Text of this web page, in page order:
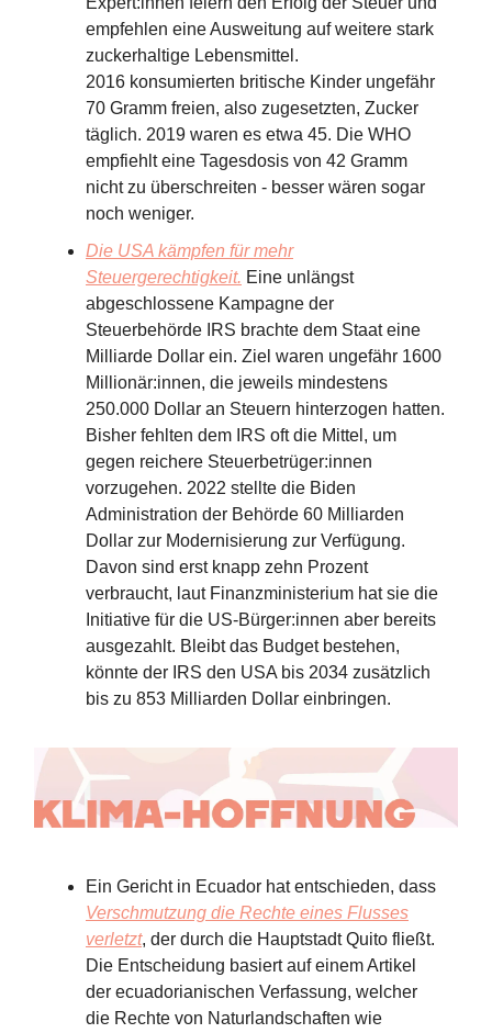
empfehlen eine Ausweitung auf weitere stark
zuckerhaltige Lebensmittel.
2016 konsumierten britische Kinder ungefähr
70 Gramm freien, also zugesetzten, Zucker
täglich. 2019 waren es etwa 45. Die WHO
empfiehlt eine Tagesdosis von 42 Gramm
nicht zu überschreiten - besser wären sogar
noch weniger.
Die USA kämpfen für mehr
Steuergerechtigkeit. Eine unlängst
abgeschlossene Kampagne der
Steuerbehörde IRS brachte dem Staat eine
Milliarde Dollar ein. Ziel waren ungefähr 1600
Millionär:innen, die jeweils mindestens
250.000 Dollar an Steuern hinterzogen hatten.
Bisher fehlten dem IRS oft die Mittel, um
gegen reichere Steuerbetrüger:innen
vorzugehen. 2022 stellte die Biden
Administration der Behörde 60 Milliarden
Dollar zur Modernisierung zur Verfügung.
Davon sind erst knapp zehn Prozent
verbraucht, laut Finanzministerium hat sie die
Initiative für die US-Bürger:innen aber bereits
ausgezahlt. Bleibt das Budget bestehen,
könnte der IRS den USA bis 2034 zusätzlich
bis zu 853 Milliarden Dollar einbringen.
Ein Gericht in Ecuador hat entschieden, dass
Verschmutzung die Rechte eines Flusses
verletzt, der durch die Hauptstadt Quito fließt.
Die Entscheidung basiert auf einem Artikel
der ecuadorianischen Verfassung, welcher
die Rechte von Naturlandschaften wie